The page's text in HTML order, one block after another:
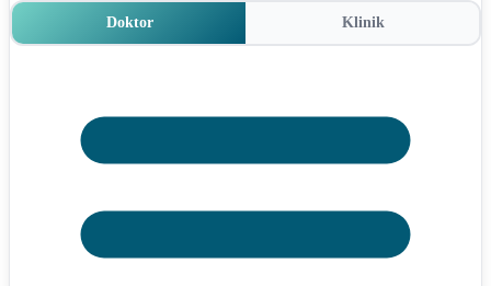
Doktor Klinik